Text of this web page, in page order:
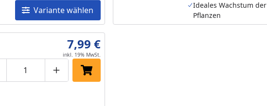
Variante wählen
Ideales Wachstum der
Pflanzen
um eins verringern
Produktmenge manuell eingeben
Produktmenge um eins erhöhen
In den Einkaufswagen legen
7,99 €
inkl. 19% MwSt.